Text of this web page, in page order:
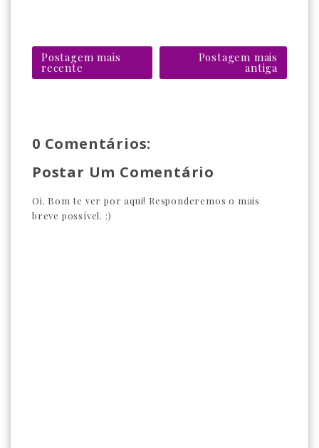
Postagem mais
recente
Postagem mais
antiga
0 Comentários:
Postar Um Comentário
Oi. Bom te ver por aqui! Responderemos o mais
breve possível. :)